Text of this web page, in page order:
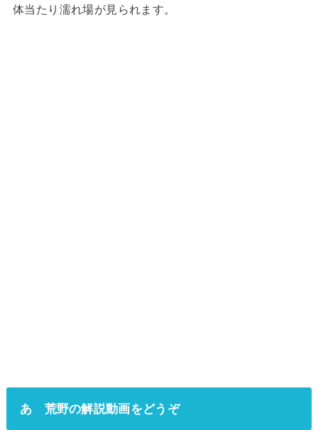
体当たり濡れ場が見られます。
あゝ荒野の解説動画をどうぞ